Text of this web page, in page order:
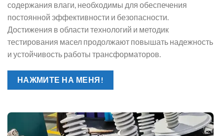
содержания влаги, необходимы для обеспечения
постоянной эффективности и безопасности.
Достижения в области технологий и методик
тестирования масел продолжают повышать надежность
и устойчивость работы трансформаторов.
НАЖМИТЕ НА МЕНЯ!